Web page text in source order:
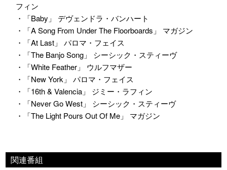
フィン
・「Baby」 デヴェンドラ・バンハート
・「A Song From Under The Floorboards」 マガジン
・「At Last」 パロマ・フェイス
・「The Banjo Song」 シーシック・スティーヴ
・「White Feather」 ウルフマザー
・「New York」 パロマ・フェイス
・「16th & Valencia」 ジミー・ラフィン
・「Never Go West」 シーシック・スティーヴ
・「The Light Pours Out Of Me」 マガジン
関連番組